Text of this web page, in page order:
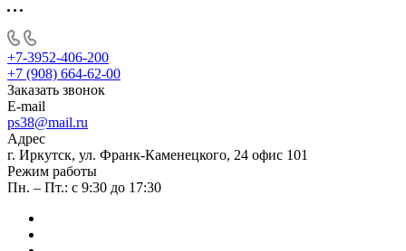
+7-3952-406-200
+7 (908) 664-62-00
Заказать звонок
E-mail
ps38@mail.ru
Адрес
г. Иркутск, ул. Франк-Каменецкого, 24 офис 101
Режим работы
Пн. – Пт.: с 9:30 до 17:30